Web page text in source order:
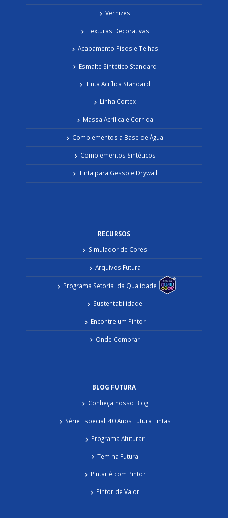
Vernizes
Texturas Decorativas
Acabamento Pisos e Telhas
Esmalte Sintético Standard
Tinta Acrílica Standard
Linha Cortex
Massa Acrílica e Corrida
Complementos a Base de Água
Complementos Sintéticos
Tinta para Gesso e Drywall
RECURSOS
Simulador de Cores
Arquivos Futura
Programa Setorial da Qualidade
Sustentabilidade
Encontre um Pintor
Onde Comprar
BLOG FUTURA
Conheça nosso Blog
Série Especial: 40 Anos Futura Tintas
Programa Afuturar
Tem na Futura
Pintar é com Pintor
Pintor de Valor